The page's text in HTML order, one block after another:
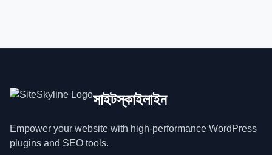
সাইটস্কাইলাইন
Empower your website with high-performance WordPress
plugins and SEO tools.